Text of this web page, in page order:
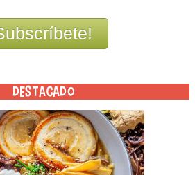
DESTACADO